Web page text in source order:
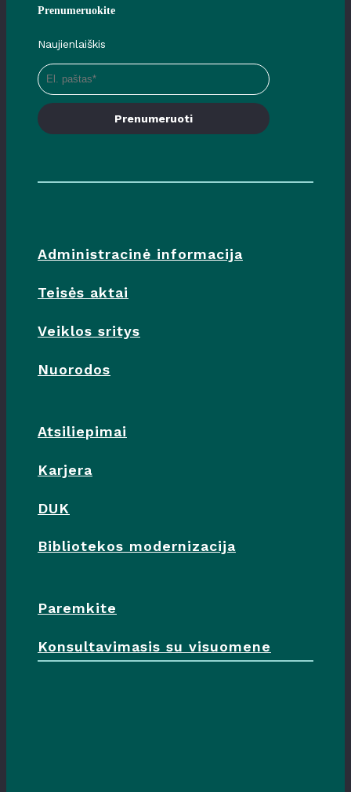
Prenumeruokite
Naujienlaiškis
Prenumeruoti
Administracinė informacija
Teisės aktai
Veiklos sritys
Nuorodos
Atsiliepimai
Karjera
DUK
Bibliotekos modernizacija
Paremkite
Konsultavimasis su visuomene